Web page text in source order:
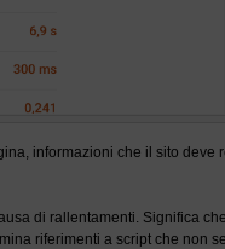
informazioni che il sito deve
di rallentamenti. Significa che
riferimenti a script che non